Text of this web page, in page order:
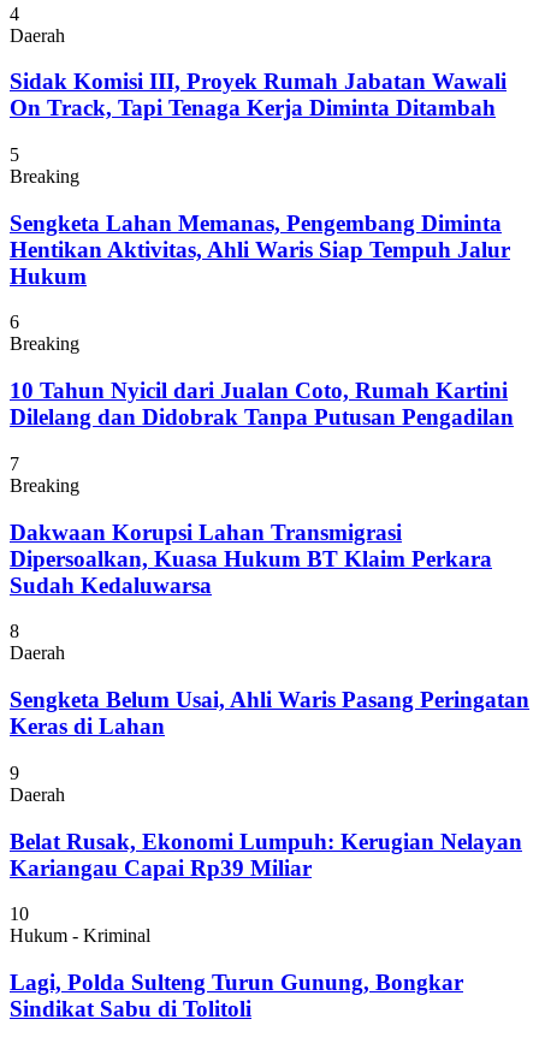
4
Daerah
Sidak Komisi III, Proyek Rumah Jabatan Wawali
On Track, Tapi Tenaga Kerja Diminta Ditambah
5
Breaking
Sengketa Lahan Memanas, Pengembang Diminta
Hentikan Aktivitas, Ahli Waris Siap Tempuh Jalur
Hukum
6
Breaking
10 Tahun Nyicil dari Jualan Coto, Rumah Kartini
Dilelang dan Didobrak Tanpa Putusan Pengadilan
7
Breaking
Dakwaan Korupsi Lahan Transmigrasi
Dipersoalkan, Kuasa Hukum BT Klaim Perkara
Sudah Kedaluwarsa
8
Daerah
Sengketa Belum Usai, Ahli Waris Pasang Peringatan
Keras di Lahan
9
Daerah
Belat Rusak, Ekonomi Lumpuh: Kerugian Nelayan
Kariangau Capai Rp39 Miliar
10
Hukum - Kriminal
Lagi, Polda Sulteng Turun Gunung, Bongkar
Sindikat Sabu di Tolitoli